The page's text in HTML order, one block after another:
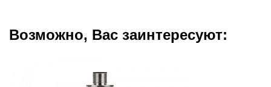
Возможно, Вас заинтересуют: